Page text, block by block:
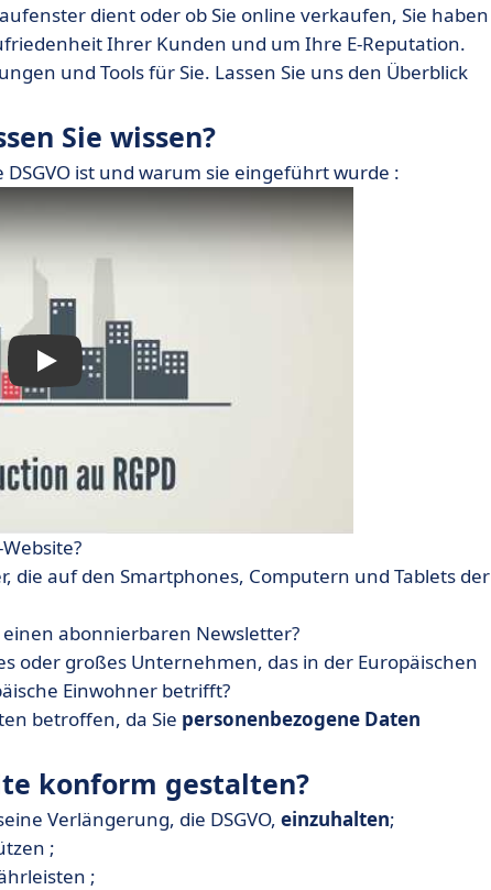
dient oder ob Sie online verkaufen, Sie haben
Ihrer Kunden und um Ihre E-Reputation.
und Tools für Sie. Lassen Sie uns den Überblick
Sie wissen?
ist und warum sie eingeführt wurde :
die auf den Smartphones, Computern und Tablets der
abonnierbaren Newsletter?
oder großes Unternehmen, das in der Europäischen
Einwohner betrifft?
betroffen, da Sie personenbezogene Daten
konform gestalten?
Verlängerung, die DSGVO, einzuhalten;
;
;